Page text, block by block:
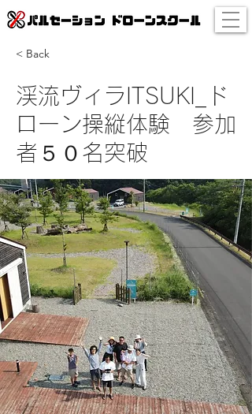
< Back
渓流ヴィラITSUKI_ド
ローン操縦体験 参加
者５０名突破